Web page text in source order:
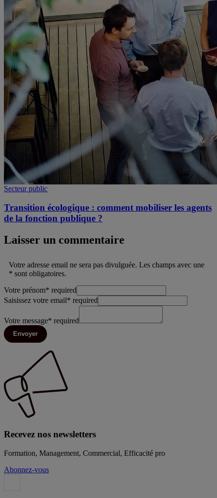
Secteur public
Transition écologique : comment mobiliser les agents
de la fonction publique ?
Laisser un commentaire
Votre adresse email ne sera pas divulguée. Les champs avec une
* sont obligatoires.
Votre prénom* required
Saisissez votre email* required
Votre message* required
Envoyer
Recevez nos newsletters
Formation, Management, Commercial, Efficacité pro
Abonnez-vous